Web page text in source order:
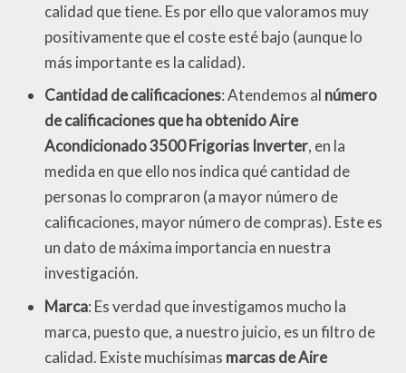
calidad que tiene. Es por ello que valoramos muy
positivamente que el coste esté bajo (aunque lo
más importante es la calidad).
Cantidad de calificaciones: Atendemos al número
de calificaciones que ha obtenido Aire
Acondicionado 3500 Frigorias Inverter, en la
medida en que ello nos indica qué cantidad de
personas lo compraron (a mayor número de
calificaciones, mayor número de compras). Este es
un dato de máxima importancia en nuestra
investigación.
Marca: Es verdad que investigamos mucho la
marca, puesto que, a nuestro juicio, es un filtro de
calidad. Existe muchísimas marcas de Aire